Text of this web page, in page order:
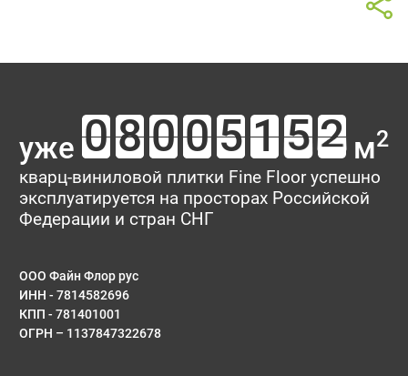
уже м2
кварц-виниловой плитки Fine Floor успешно
эксплуатируется на просторах Российской
Федерации и стран СНГ
ООО Файн Флор рус
ИНН - 7814582696
КПП - 781401001
ОГРН – 1137847322678